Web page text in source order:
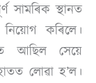
সামৰিক স্থানত
কৰিলে।
আছিল সেয়ে
লোৱা হ’ল।